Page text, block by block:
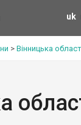
uk
> Вінницька